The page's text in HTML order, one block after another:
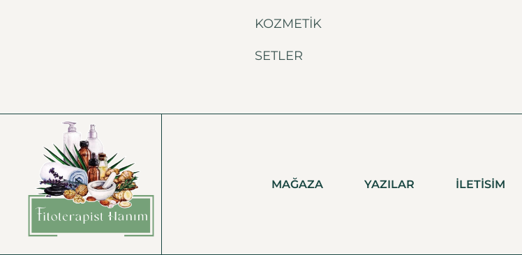
KOZMETİK
SETLER
MAĞAZA YAZILAR İLETISIM